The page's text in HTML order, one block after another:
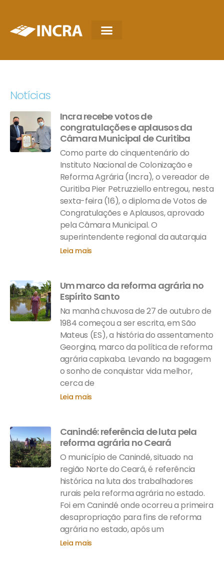
Notícias
Incra recebe votos de
congratulações e aplausos da
Câmara Municipal de Curitiba
Como parte do cinquentenário do
Instituto Nacional de Colonização e
Reforma Agrária (Incra), o vereador de
Curitiba Pier Petruzziello entregou, nesta
sexta-feira (16), o diploma de Votos de
Congratulações e Aplausos, aprovado
pela Câmara Municipal. O
superintendente regional da autarquia
Leia mais
Um marco da reforma agrária no
Espírito Santo
Na manhã chuvosa de 27 de outubro de
1984 começou a ser escrita, em São
Mateus (ES), a história do assentamento
Georgina, marco da política de reforma
agrária capixaba. Levando na bagagem
o sonho de conquistar vida melhor,
cerca de
Leia mais
Canindé: referência de luta pela
reforma agrária no Ceará
O município de Canindé, situado na
região Norte do Ceará, é referência
histórica na luta dos trabalhadores
rurais pela reforma agrária no estado.
Foi em Canindé onde ocorreu a primeira
desapropriação para fins de reforma
agrária no estado, após um
Leia mais